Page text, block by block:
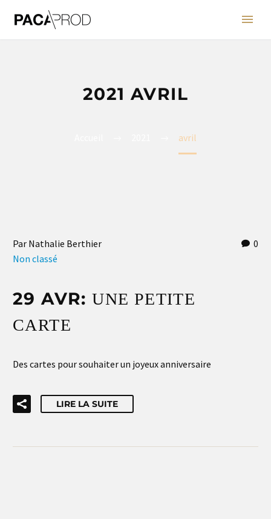
2021 AVRIL
avril
0
Par Nathalie Berthier
Non classé
29 AVR:UNE PETITE
CARTE
Des cartes pour souhaiter un joyeux anniversaire
LIRE LA SUITE